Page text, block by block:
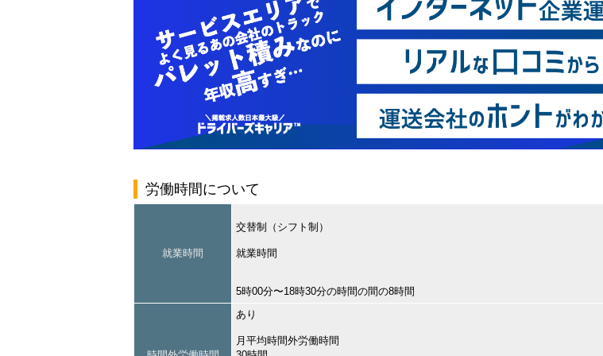
労働時間について
就業時間
交替制（シフト制）
就業時間
5時00分〜18時30分の時間の間の8時間
あり
月平均時間外労働時間